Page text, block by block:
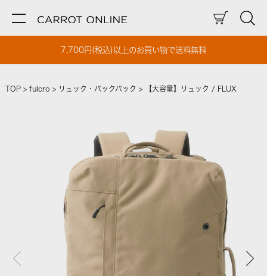
7,700円(税込)以上のお買い物で送料無料
TOP fulcro リュック・バックパック 【大容量】リュック / FLUX